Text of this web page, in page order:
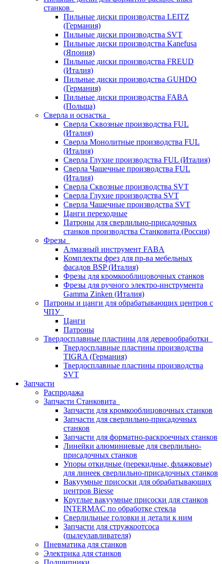
станков
Пильные диски производства LEITZ
(Германия)
Пильные диски производства SVT
Пильные диски производства Kanefusa
(Япония)
Пильные диски производства FREUD
(Италия)
Пильные диски производства GUHDO
(Германия)
Пильные диски производства FABA
(Польша)
Сверла и оснастка
Сверла Сквозные производства FUL
(Италия)
Сверла Монолитные производства FUL
(Италия)
Сверла Глухие производства FUL (Италия)
Сверла Чашечные производства FUL
(Италия)
Сверла Сквозные производства SVT
Сверла Глухие производства SVT
Сверла Чашечные производства SVT
Цанги переходные
Патроны для сверлильно-присадочных
станков производства Станковита (Россия)
Фрезы
Алмазный инструмент FABA
Комплекты фрез для пр-ва мебельных
фасадов BSP (Италия)
Фрезы для кромкооблицовочных станков
Фрезы для ручного электро-инструмента
Gamma Zinken (Италия)
Патроны и цанги для обрабатывающих центров с
ЧПУ
Цанги
Патроны
Твердосплавные пластины для деревообработки
Твердосплавные пластины производства
TIGRA (Германия)
Твердосплавные пластины производства
SVT
Запчасти
Распродажа
Запчасти Станковита
Запчасти для кромкооблицовочных станков
Запчасти для сверлильно-присадочных
станков
Запчасти для форматно-раскроечных станков
Линейки алюминиевые для сверлильно-
присадочных станков
Упоры откидные (перекидные, флажковые)
для линеек сверлильно-присадочных станков
Вакуумные присоски для обрабатывающих
центров Biesse
Круглые вакуумные присоски для станков
INTERMAC по обработке стекла
Сверлильные головки и детали к ним
Запчасти для стружкоотсоса
(пылеулавливателя)
Пневматика для станков
Электрика для станков
Подшипники